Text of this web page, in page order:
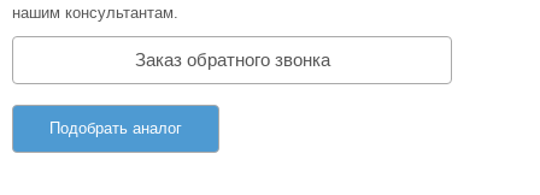
нашим консультантам.
Заказ обратного звонка
Подобрать аналог